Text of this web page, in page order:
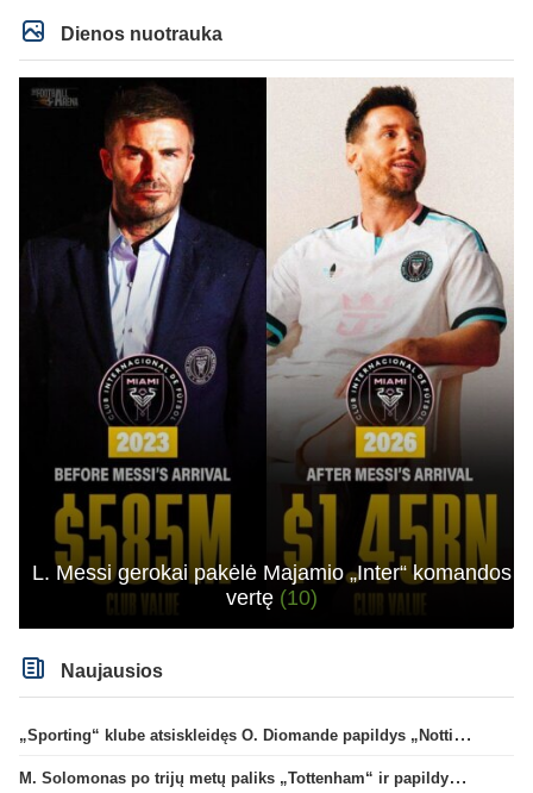
nereikia mums jo, senas ir t.t. Gal davai vyriškai priimkit tuos pralaimėjimus
be kvailų nereikia, nenorim ir t.t.
Dienos nuotrauka
L. Messi gerokai pakėlė Majamio „Inter“ komandos
vertę (10)
Naujausios
„Sporting“ klube atsiskleidęs O. Diomande papildys „Nottingham“ gretas
M. Solomonas po trijų metų paliks „Tottenham“ ir papildys „West Ham“ klubą